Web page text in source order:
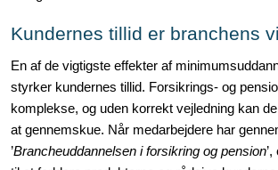
Kundernes tillid er branchens
En af de vigtigste effekter af
styrker kundernes tillid. Forsikrings- og
komplekse, og uden korrekt vejledning kan
at gennemskue. Når medarbejdere har
’Brancheuddannelsen i forsikring og pension